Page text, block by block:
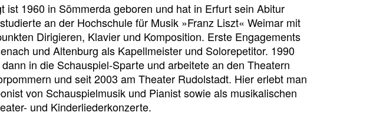
ist 1960 in Sömmerda geboren und hat in Erfurt sein Abitur
an der Hochschule für Musik »Franz Liszt« Weimar mit
Dirigieren, Klavier und Komposition. Erste Engagements
und Altenburg als Kapellmeister und Solorepetitor. 1990
in die Schauspiel-Sparte und arbeitete an den Theatern
und seit 2003 am Theater Rudolstadt. Hier erlebt man
von Schauspielmusik und Pianist sowie als musikalischen
und Kinderliederkonzerte.